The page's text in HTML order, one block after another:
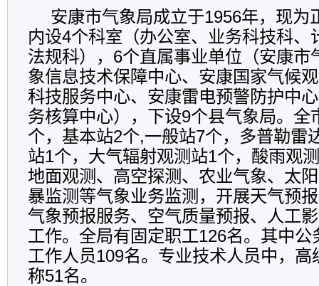
安康市气象局成立于1956年，现为
内设4个科室（办公室、业务科技科、
法规科），6个直属事业单位（安康市
象信息技术保障中心、安康国家气候
科技服务中心、安康雷电预警防护中
务核算中心），下设9个县气象局。全
个，基本站2个,一般站7个，多普勒雷
站1个，大气辐射观测站1个，酸雨观
地面观测、高空探测、农业气象、太
暴监测等气象业务监测，开展天气预
气象预报服务、空气质量预报、人工
工作。全局有固定职工126名。其中
工作人员109名。专业技术人员中，
称51名。